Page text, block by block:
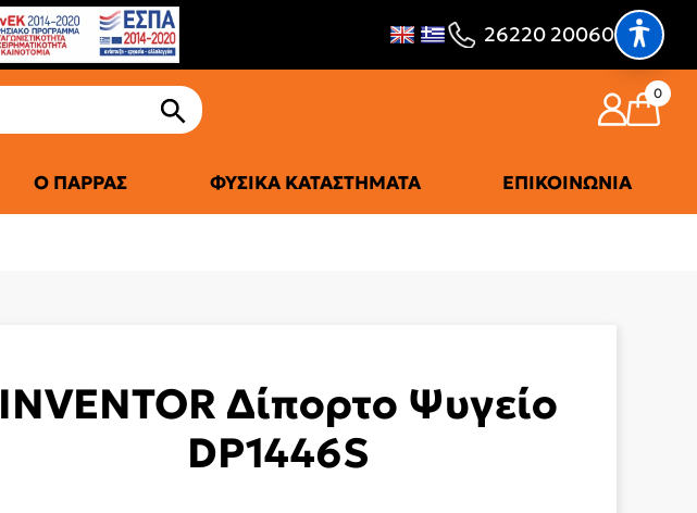
26220 20060
0
Ο ΠΑΡΡΆΣ ΦΥΣΙΚΆ ΚΑΤΑΣΤΉΜΑΤΑ ΕΠΙΚΟΙΝΩΝΊΑ
INVENTOR Δίπορτο Ψυγείο
DP1446S